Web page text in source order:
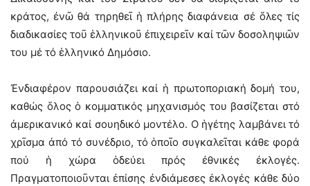
κράτος, ἐνῶ θά τηρηθεῖ ἡ πλήρης διαφάνεια σέ ὅλες τίς
διαδικασίες τοῦ ἑλληνικοῦ ἐπιχειρεῖν καί τῶν δοσοληψιῶν
του μέ τό ἑλληνικό Δημόσιο.
Ἐνδιαφέρον παρουσιάζει καί ἡ πρωτοποριακή δομή του,
καθώς ὅλος ὁ κομματικός μηχανισμός του βασίζεται στό
ἀμερικανικό καί σουηδικό μοντέλο. O ἡγέτης λαμβάνει τό
χρῖσμα ἀπό τό συνέδριο, τό ὁποῖο συγκαλεῖται κάθε φορά
πού ἡ χώρα ὁδεύει πρός ἐθνικές ἐκλογές.
Πραγματοποιοῦνται ἐπίσης ἐνδιάμεσες ἐκλογές κάθε δύο